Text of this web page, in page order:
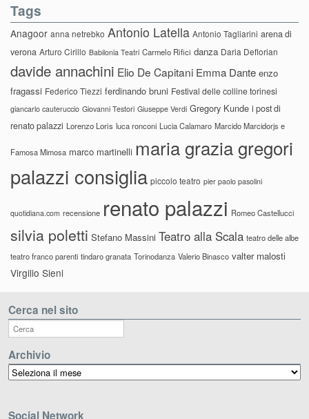
Tags
Anagoor anna netrebko Antonio Latella Antonio Tagliarini arena di
verona Arturo Cirillo Babilonia Teatri Carmelo Rifici danza Daria Deflorian
davide annachini Elio De Capitani Emma Dante enzo
fragassi Federico Tiezzi ferdinando bruni Festival delle colline torinesi
giancarlo cauteruccio Giovanni Testori Giuseppe Verdi Gregory Kunde i post di
renato palazzi Lorenzo Loris luca ronconi Lucia Calamaro Marcido Marcidorjs e
Famosa Mimosa marco martinelli maria grazia gregori
palazzi consiglia piccolo teatro pier paolo pasolini
quotidiana.com recensione renato palazzi Romeo Castellucci
silvia poletti Stefano Massini Teatro alla Scala teatro delle albe
teatro franco parenti tindaro granata Torinodanza Valerio Binasco valter malosti
Virgilio Sieni
Cerca nel sito
Archivio
Archivio
Social Network